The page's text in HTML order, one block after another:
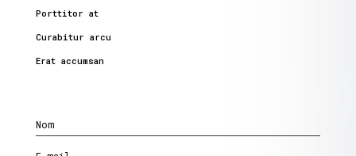
Porttitor at
Curabitur arcu
Erat accumsan